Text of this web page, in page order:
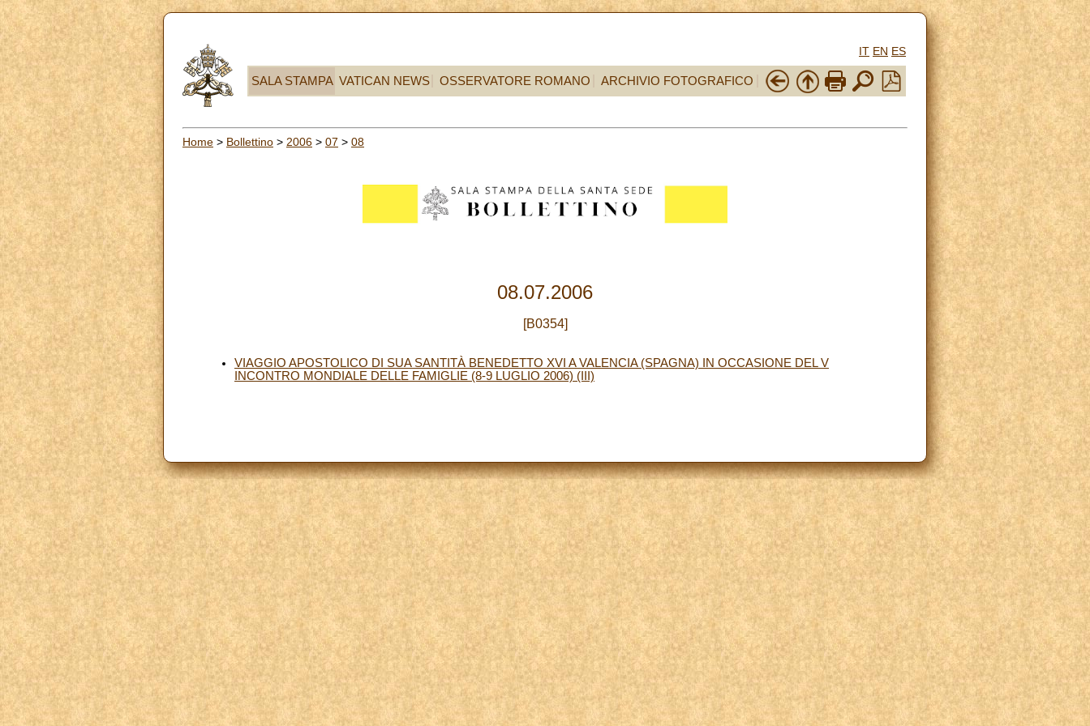
IT EN ES
SALA STAMPA VATICAN NEWS OSSERVATORE ROMANO ARCHIVIO FOTOGRAFICO
Home > Bollettino > 2006 > 07 > 08
08.07.2006
[B0354]
VIAGGIO APOSTOLICO DI SUA SANTITÀ BENEDETTO XVI A VALENCIA (SPAGNA) IN OCCASIONE DEL V
INCONTRO MONDIALE DELLE FAMIGLIE (8-9 LUGLIO 2006) (III)